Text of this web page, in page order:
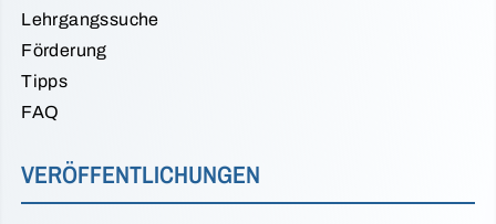
Lehrgangssuche
Förderung
Tipps
FAQ
VERÖFFENTLICHUNGEN